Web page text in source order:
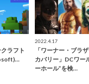
ラフト
2022.4.17
「ワーナー・ブラ
カバリー」DCワー
ーホール”を検…